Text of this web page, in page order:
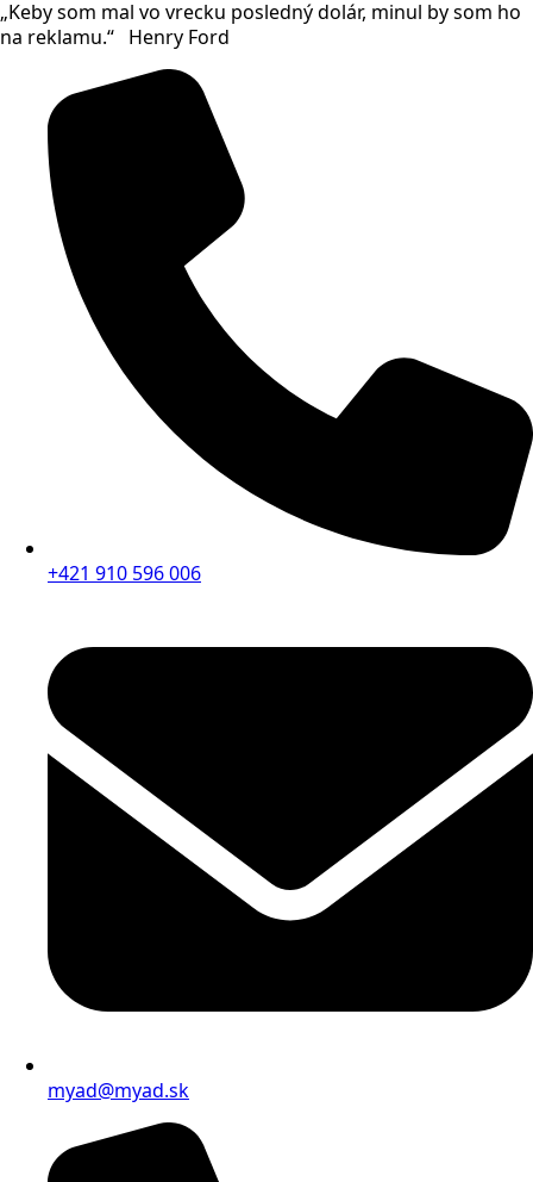
Skip
to
content
„Keby som mal vo vrecku posledný dolár, minul by som ho
na reklamu.“ Henry Ford
+421 910 596 006
myad@myad.sk